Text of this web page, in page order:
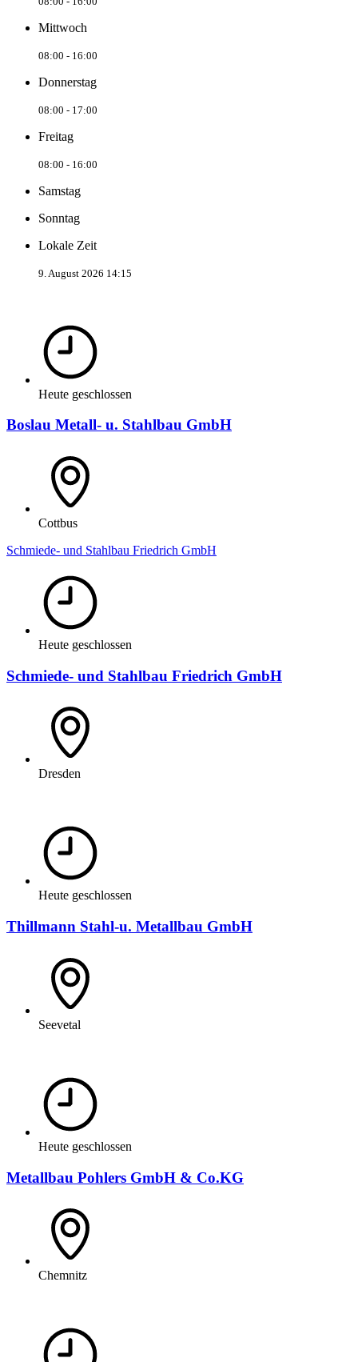
Mittwoch
08:00 - 16:00
Donnerstag
08:00 - 17:00
Freitag
08:00 - 16:00
Samstag
Sonntag
Lokale Zeit
9. August 2026 14:15
Heute geschlossen
Boslau Metall- u. Stahlbau GmbH
Cottbus
Schmiede- und Stahlbau Friedrich GmbH
Heute geschlossen
Schmiede- und Stahlbau Friedrich GmbH
Dresden
Heute geschlossen
Thillmann Stahl-u. Metallbau GmbH
Seevetal
Heute geschlossen
Metallbau Pohlers GmbH & Co.KG
Chemnitz